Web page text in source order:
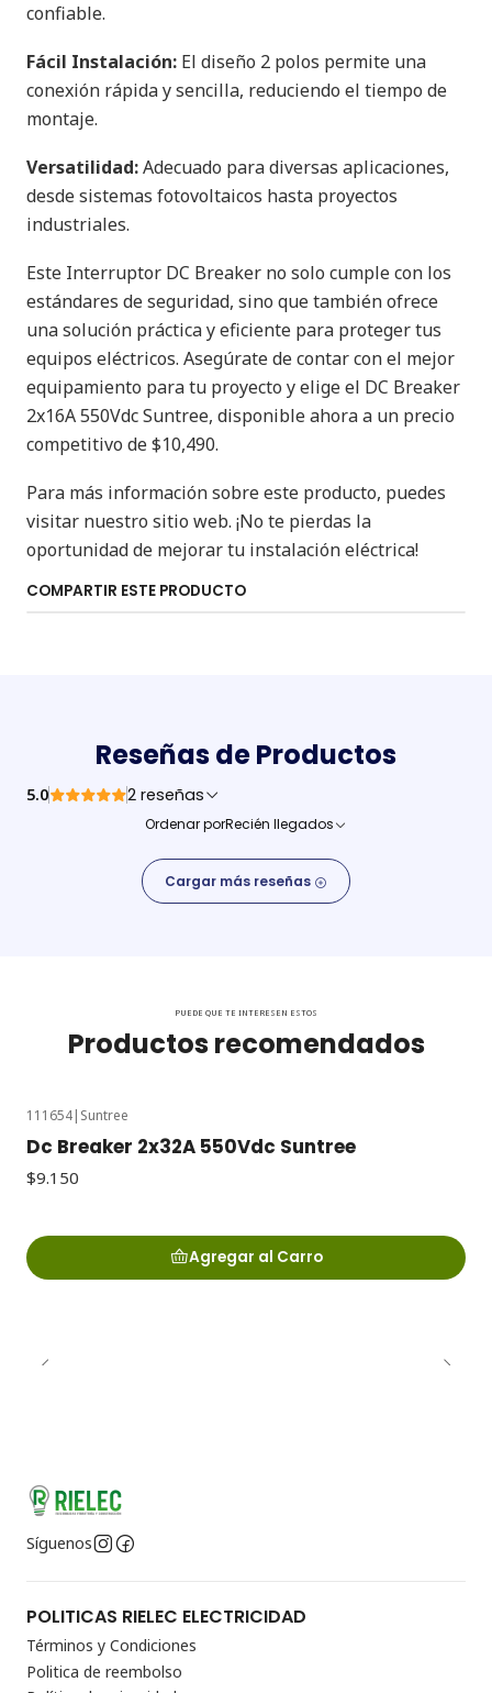
confiable.
Fácil Instalación: El diseño 2 polos permite una
conexión rápida y sencilla, reduciendo el tiempo de
montaje.
Versatilidad:Adecuado para diversas aplicaciones,
desde sistemas fotovoltaicos hasta proyectos
industriales.
Este Interruptor DC Breaker no solo cumple con los
estándares de seguridad, sino que también ofrece
una solución práctica y eficiente para proteger tus
equipos eléctricos. Asegúrate de contar con el mejor
equipamiento para tu proyecto y elige el DC Breaker
2x16A 550Vdc Suntree, disponible ahora a un precio
competitivo de $10,490.
Para más información sobre este producto, puedes
visitar nuestro sitio web. ¡No te pierdas la
oportunidad de mejorar tu instalación eléctrica!
COMPARTIR ESTE PRODUCTO
Reseñas de Productos
5.0 2 reseñas
Ordenar porRecién llegados
Cargar más reseñas
PUEDE QUE TE INTERESEN ESTOS
Productos recomendados
111654| Suntree
Dc Breaker 2x32A 550Vdc Suntree
$9.150
Agregar al Carro
Síguenos
POLITICAS RIELEC ELECTRICIDAD
Términos y Condiciones
Politica de reembolso